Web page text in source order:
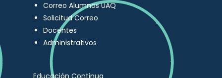
Correo Alumnos UAQ
Solicitud Correo
Docentes
Administrativos
Educación Continua